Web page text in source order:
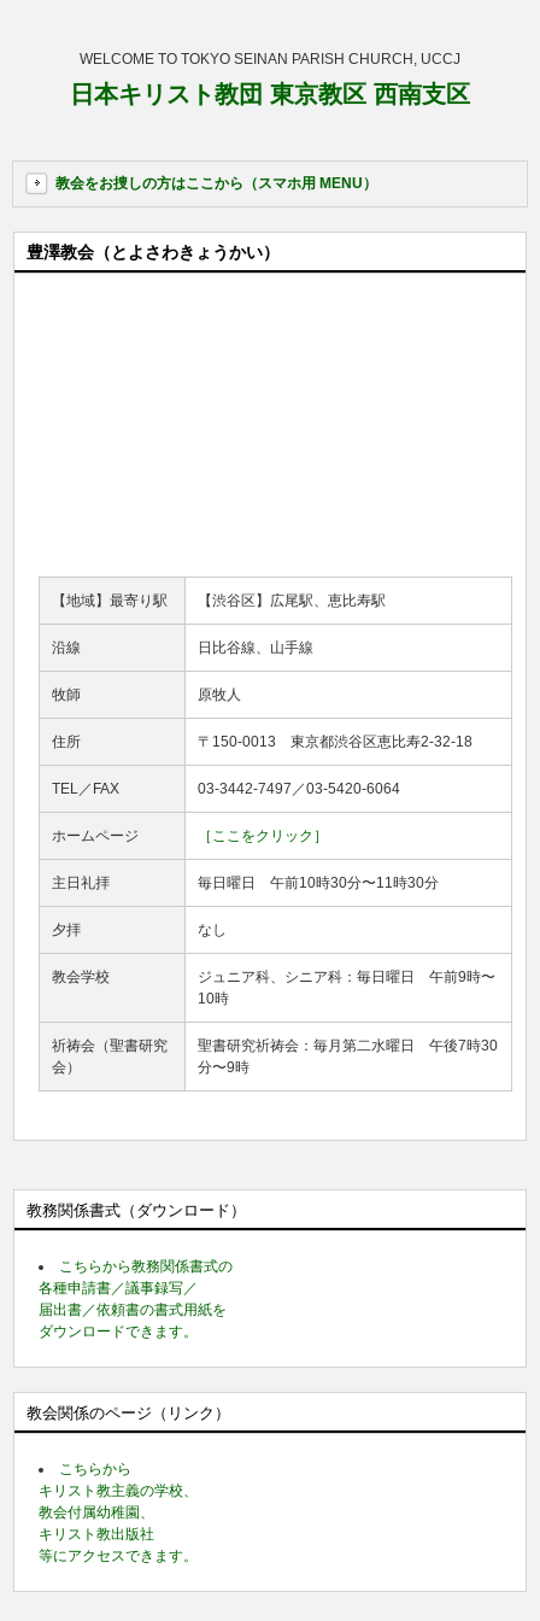
WELCOME TO TOKYO SEINAN PARISH CHURCH, UCCJ
日本キリスト教団 東京教区 西南支区
教会をお捜しの方はここから（スマホ用 MENU）
豊澤教会（とよさわきょうかい）
【地域】最寄り駅 【渋谷区】広尾駅、恵比寿駅
沿線 日比谷線、山手線
牧師 原牧人
住所 〒150-0013 東京都渋谷区恵比寿2-32-18
TEL／FAX 03-3442-7497／03-5420-6064
ホームページ ［ここをクリック］
主日礼拝 毎日曜日 午前10時30分〜11時30分
夕拝 なし
教会学校
ジュニア科、シニア科：毎日曜日 午前9時〜
10時
祈祷会（聖書研究
会）
聖書研究祈祷会：毎月第二水曜日 午後7時30
分〜9時
教務関係書式（ダウンロード）
こちらから教務関係書式の
各種申請書／議事録写／
届出書／依頼書の書式用紙を
ダウンロードできます。
教会関係のページ（リンク）
こちらから
キリスト教主義の学校、
教会付属幼稚園、
キリスト教出版社
等にアクセスできます。